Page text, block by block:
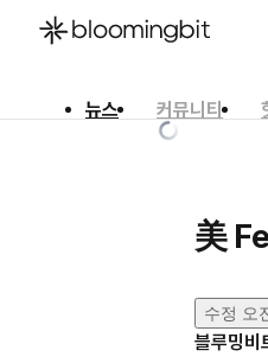
뉴스 커뮤니티
美
수정 오
블루밍비